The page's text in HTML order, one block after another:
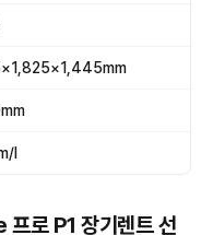
l
로 P1 장기렌트 선